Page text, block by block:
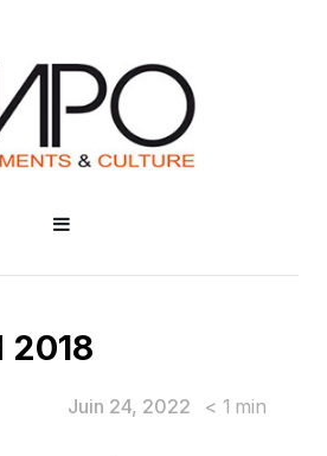
2018
Juin 24, 2022 < 1 min